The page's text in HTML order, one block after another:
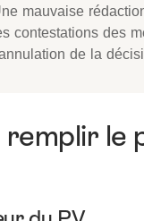
mauvaise
contestations des
de la
remplir le